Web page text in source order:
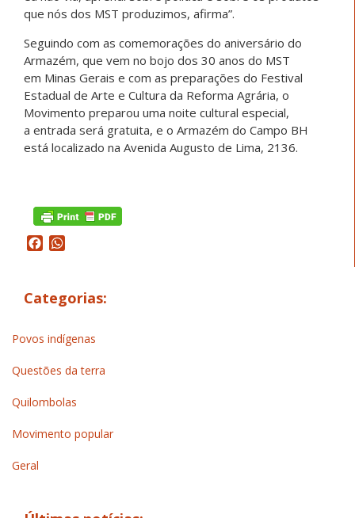
que nós dos MST produzimos, afirma”.
Seguindo com as comemorações do aniversário do
Armazém, que vem no bojo dos 30 anos do MST
em Minas Gerais e com as preparações do Festival
Estadual de Arte e Cultura da Reforma Agrária, o
Movimento preparou uma noite cultural especial,
a entrada será gratuita, e o Armazém do Campo BH
está localizado na Avenida Augusto de Lima, 2136.
Facebook
Categorias:
Povos indígenas
Questões da terra
Quilombolas
Movimento popular
Geral